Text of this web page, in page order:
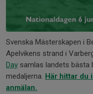
Svenska Mästerskapen i
Apelvikens strand i
Day samlas landets
medaljerna. Här hittar du
anmälan.